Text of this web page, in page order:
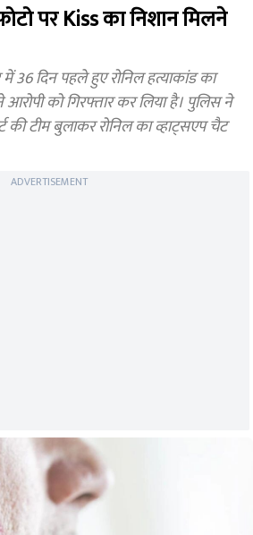
पर Kiss का निशान मिलने
36 दिन पहले हुए रोनिल हत्याकांड का
को गिरफ्तार कर लिया है। पुलिस ने
टीम बुलाकर रोनिल का व्हाट्सएप चैट
ADVERTISEMENT